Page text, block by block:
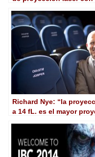
Richard Nye: “la
a 14 fL. es el mayor